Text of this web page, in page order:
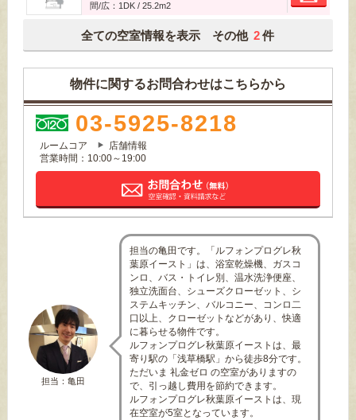
間/広：1DK / 25.2m2
全ての空室情報を表示 その他 2 件
物件に関するお問合わせはこちらから
03-5925-8218
ルームコア
店舗情報
営業時間：10:00～19:00
担当：亀田
担当の亀田です。「ルフォンプログレ秋
葉原イースト」は、浴室乾燥機、ガスコ
ンロ、バス・トイレ別、温水洗浄便座、
独立洗面台、シューズクローゼット、シ
ステムキッチン、バルコニー、コンロ二
口以上、クローゼットなどがあり、快適
に暮らせる物件です。
ルフォンプログレ秋葉原イーストは、最
寄り駅の「浅草橋駅」から徒歩8分です。
ただいま 礼金ゼロ の空室がありますの
で、引っ越し費用を節約できます。
ルフォンプログレ秋葉原イーストは、現
在空室が5室となっています。